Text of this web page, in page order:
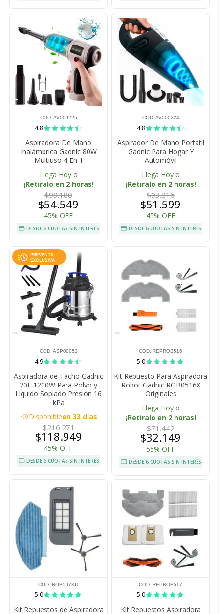
COD. AV000225
4.8
Aspiradora De Mano
Inalámbrica Gadnic 80W
Multiuso 4 En 1
Llega Hoy o
¡Retiralo en 2 horas!
$99.180
$54.549
45% OFF
DESDE 6 CUOTAS SIN INTERÉS
COD. AV000224
4.8
Aspirador De Mano Portátil
Gadnic Para Hogar Y
Automóvil
Llega Hoy o
¡Retiralo en 2 horas!
$93.816
$51.599
45% OFF
DESDE 6 CUOTAS SIN INTERÉS
COD. ASP00052
4.9
Aspiradora de Tacho Gadnic
20L 1200W Para Polvo y
Liquido Soplado Presión 16
kPa
acuteDisponibleen 33 días
$216.271
$118.949
45% OFF
DESDE 6 CUOTAS SIN INTERÉS
COD. REPROB516
5.0
Kit Repuesto Para Aspiradora
Robot Gadnic ROB0516X
Originales
Llega Hoy o
¡Retiralo en 2 horas!
$71.442
$32.149
55% OFF
DESDE 6 CUOTAS SIN INTERÉS
COD. ROB507KIT
5.0
Kit Repuestos de Aspiradora
COD. REPROB517
5.0
Kit Repuestos Aspiradora